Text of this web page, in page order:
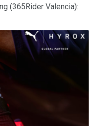
(365Rider Valencia):